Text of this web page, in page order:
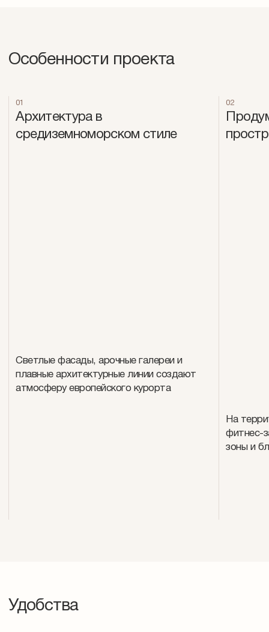
Особенности проекта
01
Архитектура в
средиземноморском стиле
Светлые фасады, арочные галереи и
плавные архитектурные линии создают
атмосферу европейского курорта
02
На
фитнес-
зоны и
Удобства